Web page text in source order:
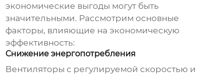
экономические выгоды могут быть
значительными. Рассмотрим основные
факторы, влияющие на экономическую
эффективность:
Снижение энергопотребления
Вентиляторы с регулируемой скоростью и